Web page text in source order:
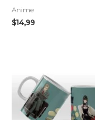
Anime
$14,99
$4,99
hasta
$9,99